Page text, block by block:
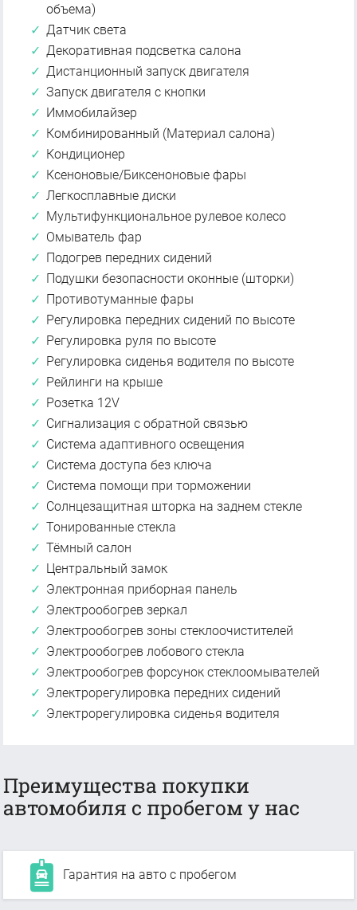
объема)
Датчик света
Декоративная подсветка салона
Дистанционный запуск двигателя
Запуск двигателя с кнопки
Иммобилайзер
Комбинированный (Материал салона)
Кондиционер
Ксеноновые/Биксеноновые фары
Легкосплавные диски
Мультифункциональное рулевое колесо
Омыватель фар
Подогрев передних сидений
Подушки безопасности оконные (шторки)
Противотуманные фары
Регулировка передних сидений по высоте
Регулировка руля по высоте
Регулировка сиденья водителя по высоте
Рейлинги на крыше
Розетка 12V
Сигнализация с обратной связью
Система адаптивного освещения
Система доступа без ключа
Система помощи при торможении
Солнцезащитная шторка на заднем стекле
Тонированные стекла
Тёмный салон
Центральный замок
Электронная приборная панель
Электрообогрев зеркал
Электрообогрев зоны стеклоочистителей
Электрообогрев лобового стекла
Электрообогрев форсунок стеклоомывателей
Электрорегулировка передних сидений
Электрорегулировка сиденья водителя
Преимущества покупки
автомобиля с пробегом у нас
Гарантия на авто с пробегом